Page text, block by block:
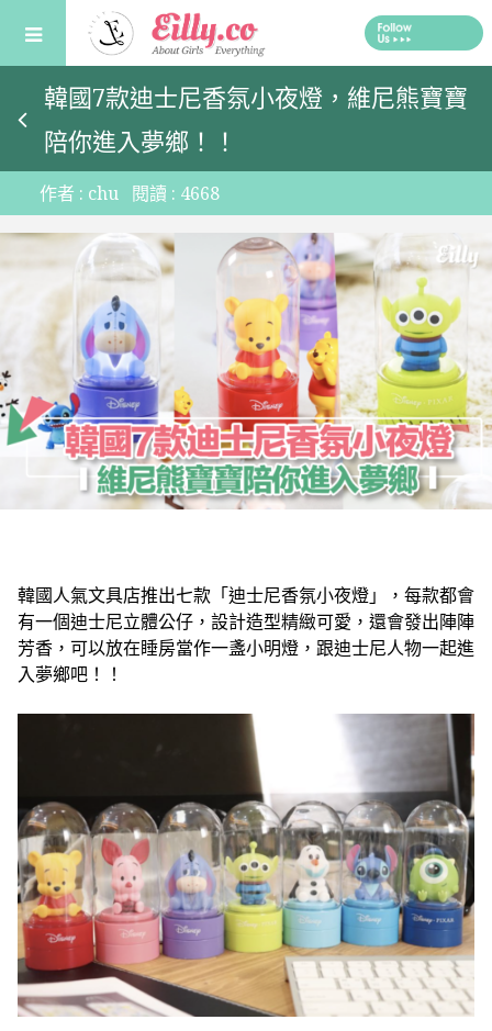
content
韓國7款迪士尼香氛小夜燈，維尼熊寶寶
陪你進入夢鄉！！
作者 : chu 閱讀 : 4668
韓國人氣文具店推出七款「迪士尼香氛小夜燈」，每款都會
有一個迪士尼立體公仔，設計造型精緻可愛，還會發出陣陣
芳香，可以放在睡房當作一盞小明燈，跟迪士尼人物一起進
入夢鄉吧！！